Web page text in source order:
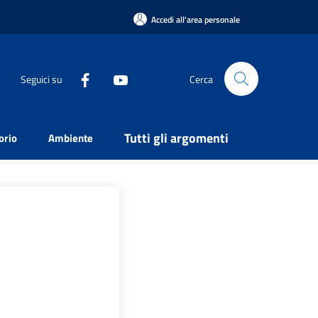
Accedi all'area personale
Seguici su Cerca
Ambiente Tutti gli argomenti